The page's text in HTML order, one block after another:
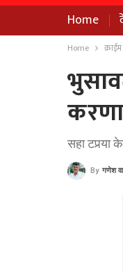
Home
Home क्राईम
सहा टपर्‍या
By गणेश